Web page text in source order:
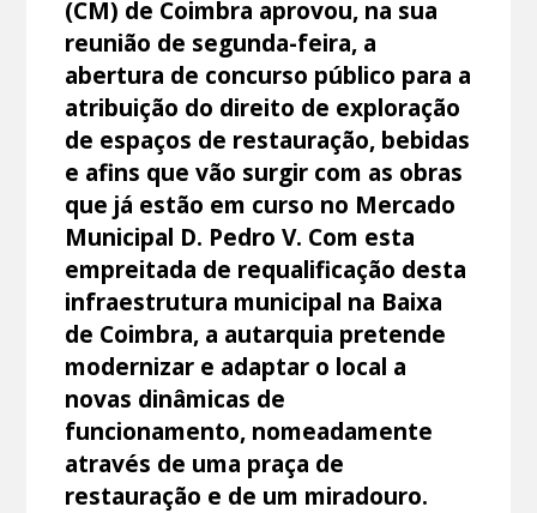
(CM) de Coimbra aprovou, na sua
reunião de segunda-feira, a
abertura de concurso público para a
atribuição do direito de exploração
de espaços de restauração, bebidas
e afins que vão surgir com as obras
que já estão em curso no Mercado
Municipal D. Pedro V. Com esta
empreitada de requalificação desta
infraestrutura municipal na Baixa
de Coimbra, a autarquia pretende
modernizar e adaptar o local a
novas dinâmicas de
funcionamento, nomeadamente
através de uma praça de
restauração e de um miradouro.